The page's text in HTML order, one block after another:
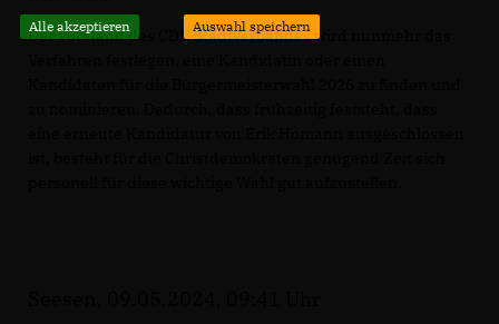
Der Vorstand des CDU Stadtverbandes wird nunmehr das
Alle akzeptieren Auswahl speichern